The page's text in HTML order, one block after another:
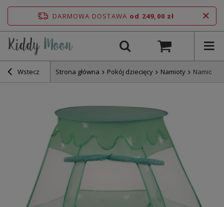
DARMOWA DOSTAWA od 249,00 zł
Wstecz Strona główna Pokój dziecięcy Namioty Namiot